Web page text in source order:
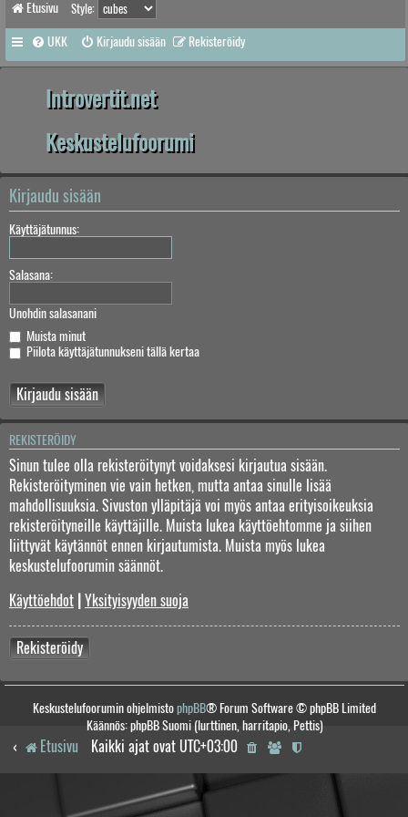
Etusivu Style:
UKK Kirjaudu sisään Rekisteröidy
Introvertit.net
Keskustelufoorumi
Kirjaudu sisään
Käyttäjätunnus:
Salasana:
Unohdin salasanani
Muista minut
Piilota käyttäjätunnukseni tällä kertaa
REKISTERÖIDY
Sinun tulee olla rekisteröitynyt voidaksesi kirjautua sisään.
Rekisteröityminen vie vain hetken, mutta antaa sinulle lisää
mahdollisuuksia. Sivuston ylläpitäjä voi myös antaa erityisoikeuksia
rekisteröityneille käyttäjille. Muista lukea käyttöehtomme ja siihen
liittyvät käytännöt ennen kirjautumista. Muista myös lukea
keskustelufoorumin säännöt.
Käyttöehdot Yksityisyyden suoja
Rekisteröidy
Keskustelufoorumin ohjelmistophpBB® Forum Software © phpBB Limited
Käännös: phpBB Suomi (lurttinen, harritapio, Pettis)
Etusivu Kaikki ajat ovat UTC+03:00